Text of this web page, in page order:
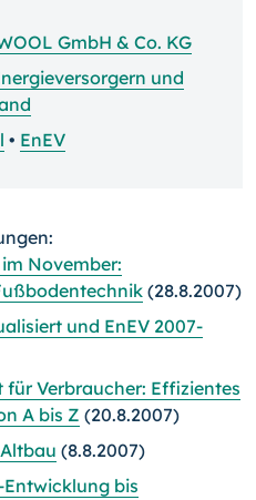
GmbH & Co. KG
und
• EnEV
November:
(28.8.2007)
und EnEV 2007-
Verbraucher: Effizientes
A bis Z (20.8.2007)
(8.8.2007)
Entwicklung bis